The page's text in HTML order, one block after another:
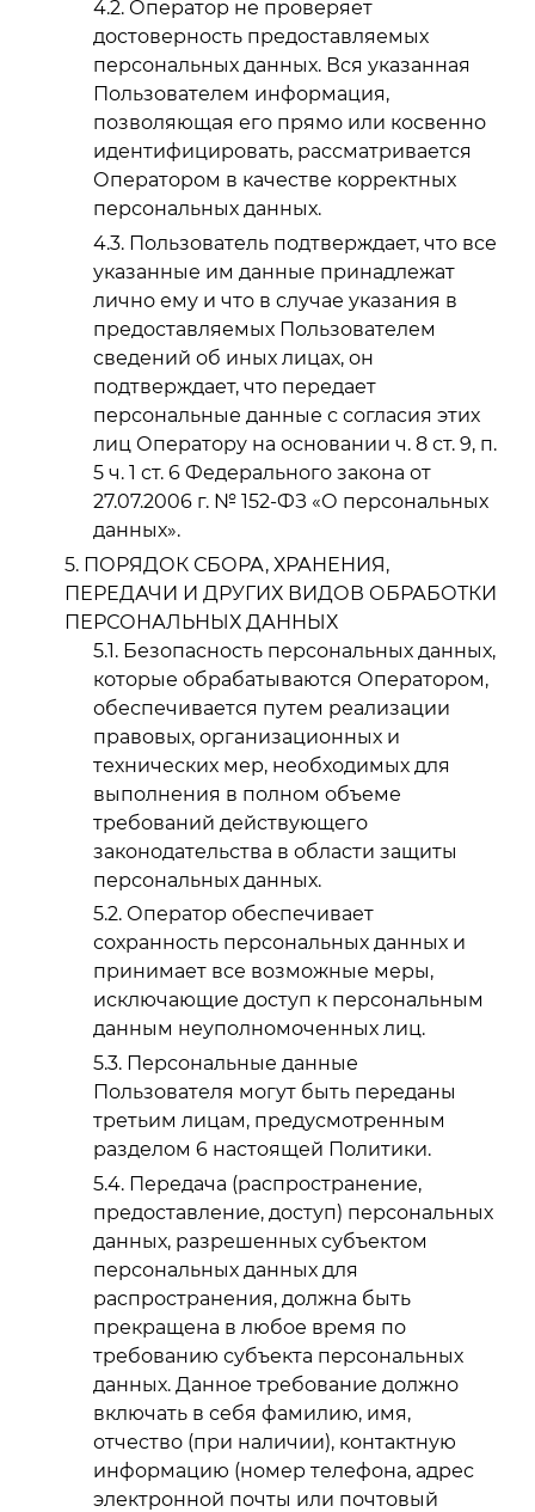
Оператор не проверяет
достоверность предоставляемых
персональных данных. Вся указанная
Пользователем информация,
позволяющая его прямо или косвенно
идентифицировать, рассматривается
Оператором в качестве корректных
персональных данных.
Пользователь подтверждает, что все
указанные им данные принадлежат
лично ему и что в случае указания в
предоставляемых Пользователем
сведений об иных лицах, он
подтверждает, что передает
персональные данные с согласия этих
лиц Оператору на основании ч. 8 ст. 9, п.
5 ч. 1 ст. 6 Федерального закона от
27.07.2006 г. № 152-ФЗ «О персональных
данных».
ПОРЯДОК СБОРА, ХРАНЕНИЯ,
ПЕРЕДАЧИ И ДРУГИХ ВИДОВ ОБРАБОТКИ
ПЕРСОНАЛЬНЫХ ДАННЫХ
Безопасность персональных данных,
которые обрабатываются Оператором,
обеспечивается путем реализации
правовых, организационных и
технических мер, необходимых для
выполнения в полном объеме
требований действующего
законодательства в области защиты
персональных данных.
Оператор обеспечивает
сохранность персональных данных и
принимает все возможные меры,
исключающие доступ к персональным
данным неуполномоченных лиц.
Персональные данные
Пользователя могут быть переданы
третьим лицам, предусмотренным
разделом 6 настоящей Политики.
Передача (распространение,
предоставление, доступ) персональных
данных, разрешенных субъектом
персональных данных для
распространения, должна быть
прекращена в любое время по
требованию субъекта персональных
данных. Данное требование должно
включать в себя фамилию, имя,
отчество (при наличии), контактную
информацию (номер телефона, адрес
электронной почты или почтовый